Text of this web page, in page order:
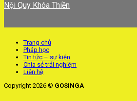
Nội Quy Khóa Thiền
Trang chủ
Pháp học
Tin tức – sự kiện
Chia sẻ trải nghiệm
Liên hệ
Copyright 2026 © GOSINGA